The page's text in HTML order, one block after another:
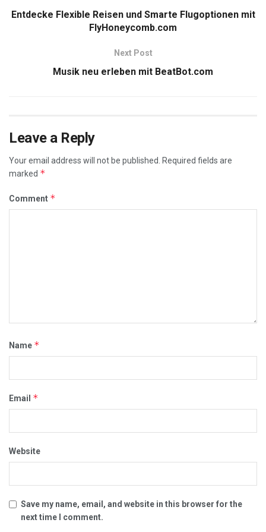
Entdecke Flexible Reisen und Smarte Flugoptionen mit
FlyHoneycomb.com
Next Post
Musik neu erleben mit BeatBot.com
Leave a Reply
Your email address will not be published.
Required fields are
marked *
Comment *
Name *
Email *
Website
Save my name, email, and website in this browser for the
next time I comment.